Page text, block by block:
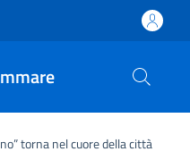
torna nel cuore della città